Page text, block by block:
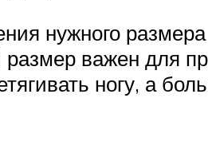
нужного
важен для
ногу, а